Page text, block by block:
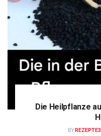
Die Heilpflanze
BY